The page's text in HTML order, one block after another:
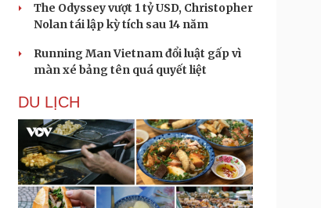
The Odyssey vượt 1 tỷ USD, Christopher
Nolan tái lập kỳ tích sau 14 năm
Running Man Vietnam đổi luật gấp vì
màn xé bảng tên quá quyết liệt
DU LỊCH